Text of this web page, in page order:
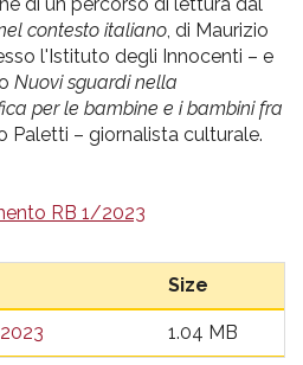
contesto italiano, di Maurizio
l'Istituto degli Innocenti – e
Nuovi sguardi nella
per le bambine e i bambini fra
Paletti – giornalista culturale.
RB 1/2023
Size
1.04 MB